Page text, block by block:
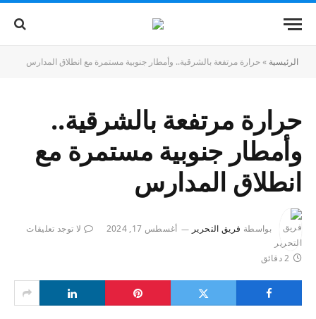
الرئيسية »حرارة مرتفعة بالشرقية.. وأمطار جنوبية مستمرة مع انطلاق المدارس
حرارة مرتفعة بالشرقية..
وأمطار جنوبية مستمرة مع
انطلاق المدارس
بواسطة فريق التحرير أغسطس 17, 2024 لا توجد تعليقات
2 دقائق